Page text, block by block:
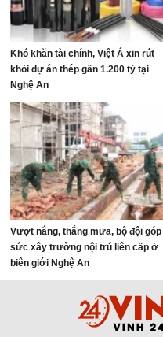
Khó khăn tài chính, Việt Á xin rút
khỏi dự án thép gần 1.200 tỷ tại
Nghệ An
Vượt nắng, thắng mưa, bộ đội góp
sức xây trường nội trú liên cấp ở
biên giới Nghệ An